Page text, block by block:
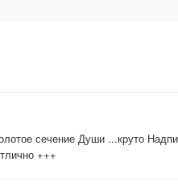
сечение Души ...круто
+++